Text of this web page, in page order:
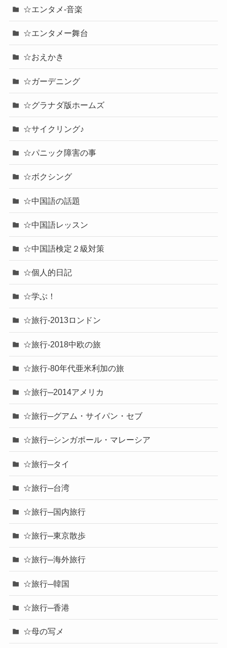
☆エンタメ-音楽
☆エンタメー舞台
☆おえかき
☆ガーデニング
☆グラナダ版ホームズ
☆サイクリング♪
☆パニック障害の事
☆ボクシング
☆中国語の話題
☆中国語レッスン
☆中国語検定２級対策
☆個人的日記
☆学ぶ！
☆旅行-2013ロンドン
☆旅行-2018中欧の旅
☆旅行-80年代亜米利加の旅
☆旅行─2014アメリカ
☆旅行─グアム・サイパン・セブ
☆旅行─シンガポール・マレーシア
☆旅行─タイ
☆旅行─台湾
☆旅行─国内旅行
☆旅行─東京散歩
☆旅行─海外旅行
☆旅行─韓国
☆旅行─香港
☆母の写メ